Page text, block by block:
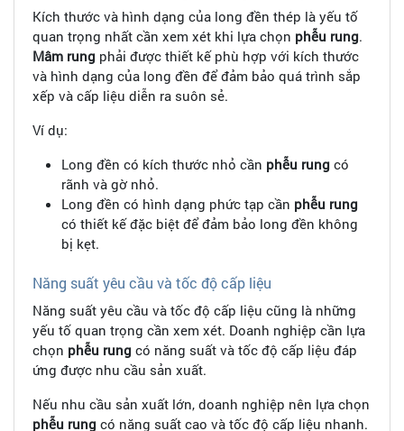
Kích thước và hình dạng của long đền thép là yếu tố
quan trọng nhất cần xem xét khi lựa chọn phễu rung.
Mâm rung phải được thiết kế phù hợp với kích thước
và hình dạng của long đền để đảm bảo quá trình sắp
xếp và cấp liệu diễn ra suôn sẻ.
Ví dụ:
Long đền có kích thước nhỏ cần phễu rung có
rãnh và gờ nhỏ.
Long đền có hình dạng phức tạp cần phễu rung
có thiết kế đặc biệt để đảm bảo long đền không
bị kẹt.
Năng suất yêu cầu và tốc độ cấp liệu
Năng suất yêu cầu và tốc độ cấp liệu cũng là những
yếu tố quan trọng cần xem xét. Doanh nghiệp cần lựa
chọn phễu rung có năng suất và tốc độ cấp liệu đáp
ứng được nhu cầu sản xuất.
Nếu nhu cầu sản xuất lớn, doanh nghiệp nên lựa chọn
phễu rung có năng suất cao và tốc độ cấp liệu nhanh.